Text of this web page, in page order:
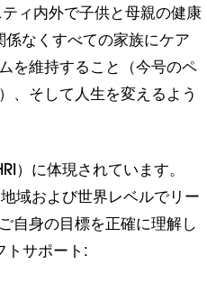
ィ内外で子供と母親の健康
なくすべての家族にケア
を維持すること（今号のペ
、そして人生を変えるよう
）に体現されています。
域および世界レベルでリー
自身の目標を正確に理解し
トサポート: